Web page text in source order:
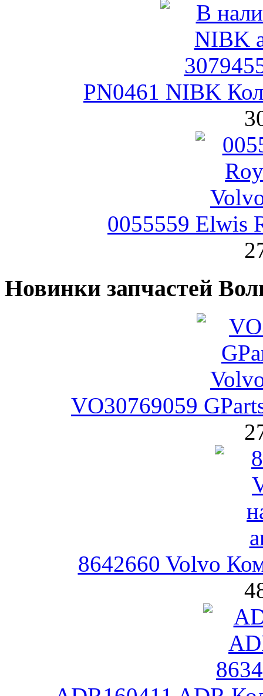
PN0461 NIBK
0055559 Elwis
Новинки запчастей
VO30769059
8642660 Volvo